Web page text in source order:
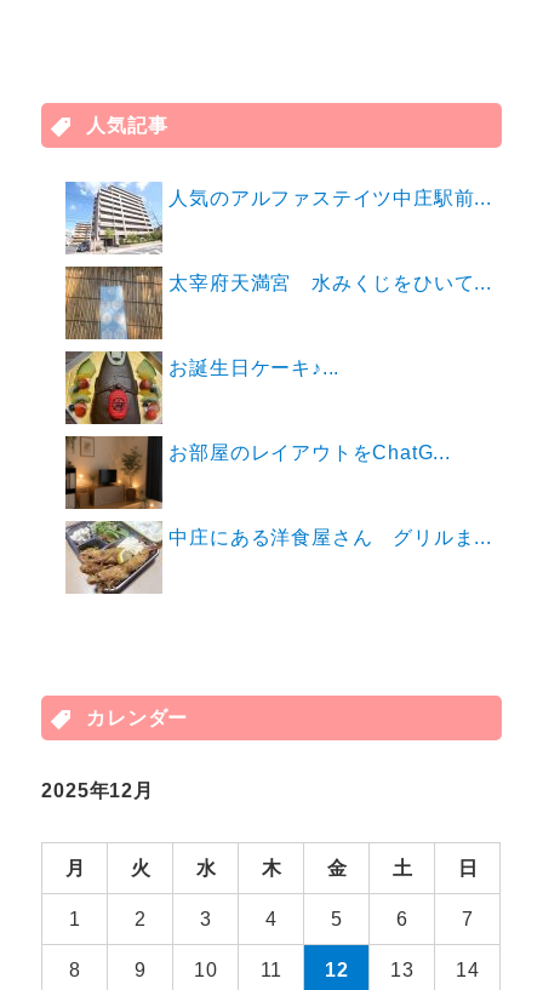
人気記事
人気のアルファステイツ中庄駅前...
太宰府天満宮 水みくじをひいて...
お誕生日ケーキ♪...
お部屋のレイアウトをChatG...
中庄にある洋食屋さん グリルま...
カレンダー
2025年12月
月 火 水 木 金 土 日
1 2 3 4 5 6 7
8 9 10 11 12 13 14